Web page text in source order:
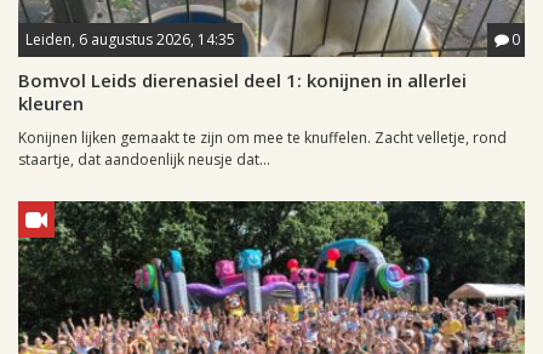
Leiden, 6 augustus 2026, 14:35 0
Bomvol Leids dierenasiel deel 1: konijnen in allerlei
kleuren
Konijnen lijken gemaakt te zijn om mee te knuffelen. Zacht velletje, rond
staartje, dat aandoenlijk neusje dat...